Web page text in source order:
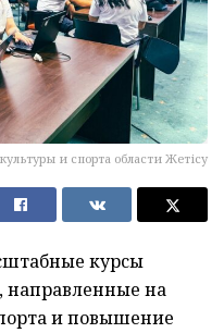
и спорта области Жетісу
курсы
на
и повышение